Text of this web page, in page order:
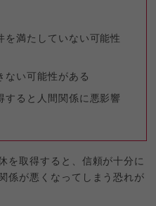
を満たしていない可能性
ない可能性がある
すると人間関係に悪影響
を取得すると、信頼が十分に
係が悪くなってしまう恐れが